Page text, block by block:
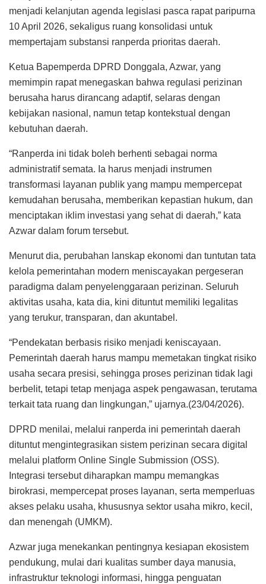
menjadi kelanjutan agenda legislasi pasca rapat paripurna
10 April 2026, sekaligus ruang konsolidasi untuk
mempertajam substansi ranperda prioritas daerah.
Ketua Bapemperda DPRD Donggala, Azwar, yang
memimpin rapat menegaskan bahwa regulasi perizinan
berusaha harus dirancang adaptif, selaras dengan
kebijakan nasional, namun tetap kontekstual dengan
kebutuhan daerah.
“Ranperda ini tidak boleh berhenti sebagai norma
administratif semata. Ia harus menjadi instrumen
transformasi layanan publik yang mampu mempercepat
kemudahan berusaha, memberikan kepastian hukum, dan
menciptakan iklim investasi yang sehat di daerah,” kata
Azwar dalam forum tersebut.
Menurut dia, perubahan lanskap ekonomi dan tuntutan tata
kelola pemerintahan modern meniscayakan pergeseran
paradigma dalam penyelenggaraan perizinan. Seluruh
aktivitas usaha, kata dia, kini dituntut memiliki legalitas
yang terukur, transparan, dan akuntabel.
“Pendekatan berbasis risiko menjadi keniscayaan.
Pemerintah daerah harus mampu memetakan tingkat risiko
usaha secara presisi, sehingga proses perizinan tidak lagi
berbelit, tetapi tetap menjaga aspek pengawasan, terutama
terkait tata ruang dan lingkungan,” ujarnya.(23/04/2026).
DPRD menilai, melalui ranperda ini pemerintah daerah
dituntut mengintegrasikan sistem perizinan secara digital
melalui platform Online Single Submission (OSS).
Integrasi tersebut diharapkan mampu memangkas
birokrasi, mempercepat proses layanan, serta memperluas
akses pelaku usaha, khususnya sektor usaha mikro, kecil,
dan menengah (UMKM).
Azwar juga menekankan pentingnya kesiapan ekosistem
pendukung, mulai dari kualitas sumber daya manusia,
infrastruktur teknologi informasi, hingga penguatan